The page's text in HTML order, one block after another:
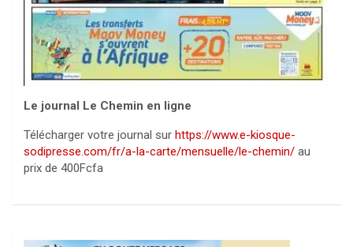
Le journal Le Chemin en ligne
Télécharger votre journal sur https://www.e-kiosque-
sodipresse.com/fr/a-la-carte/mensuelle/le-chemin/ au
prix de 400Fcfa